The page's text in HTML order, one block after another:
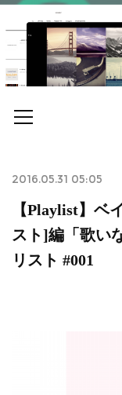
2016.05.31 05:05
【Playlist】ベ
スト]編「歌い
リスト #001